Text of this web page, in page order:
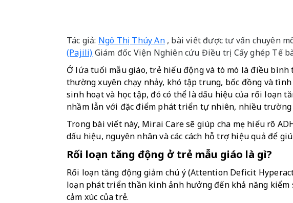
Tác giả: Ngô Thị Thúy An, bài viết được tư vấn chuyên
(Pajili) Giám đốc Viện Nghiên cứu Điều trị Cấy ghép Tế
Ở lứa tuổi mẫu giáo, trẻ hiếu động và tò mò là điều
thường xuyên chạy nhảy, khó tập trung, bốc đồng và
sinh hoạt và học tập, đó có thể là dấu hiệu của rối loạn
nhầm lẫn với đặc điểm phát triển tự nhiên, nhiều
Trong bài viết này, Mirai Care sẽ giúp cha mẹ hiểu rõ
dấu hiệu, nguyên nhân và các cách hỗ trợ hiệu quả để
Rối loạn tăng động ở trẻ mẫu giáo là gì?
Rối loạn tăng động giảm chú ý (Attention Deficit
loạn phát triển thần kinh ảnh hưởng đến khả năng kiểm
cảm xúc của trẻ.